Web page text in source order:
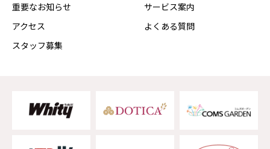
重要なお知らせ
アクセス
スタッフ募集
サービス案内
よくある質問